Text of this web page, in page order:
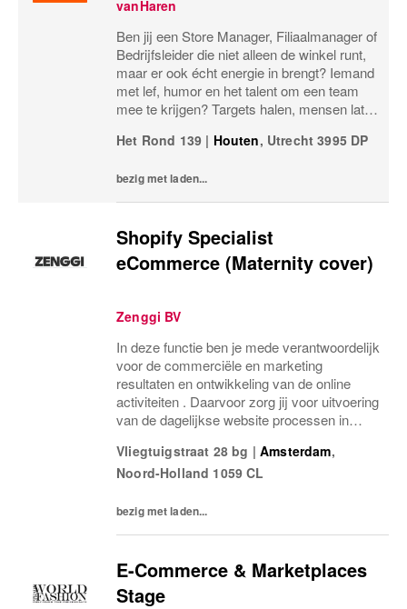
vanHaren
Ben jij een Store Manager, Filiaalmanager of
Bedrijfsleider die niet alleen de winkel runt,
maar er ook écht energie in brengt? Iemand
met lef, humor en het talent om een team
mee te krijgen? Targets halen, mensen laten
please! Dan zoeken wij jou.Bij...
Het Rond 139 | Houten, Utrecht 3995 DP
bezig met laden...
Shopify Specialist
eCommerce (Maternity cover)
Zenggi BV
In deze functie ben je mede verantwoordelijk
voor de commerciële en marketing
resultaten en ontwikkeling van de online
activiteiten . Daarvoor zorg jij voor uitvoering
van de dagelijkse website processen in
e-commerce team en klantenservice,
inkoop, order...
Vliegtuigstraat 28 bg | Amsterdam,
Noord-Holland 1059 CL
bezig met laden...
E-Commerce & Marketplaces
Stage